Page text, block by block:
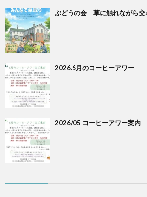
ぶどうの会 草に触れながら交
2026.6月のコーヒーアワー
2026/05 コーヒーアワー案内